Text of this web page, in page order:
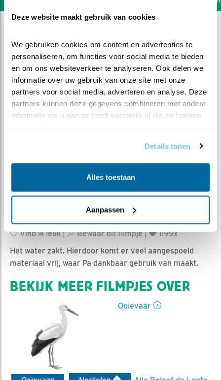
Deze website maakt gebruik van cookies
We gebruiken cookies om content en advertenties te
personaliseren, om functies voor social media te bieden
en om ons websiteverkeer te analyseren. Ook delen we
informatie over uw gebruik van onze site met onze
partners voor social media, adverteren en analyse. Deze
partners kunnen deze gegevens combineren met andere
informatie die u aan ze heeft verstrekt of die ze hebben
Details tonen
Alles toestaan
Aanpassen
Zoden van de dijk
Jan-Willem BDL | Geplaatst op 20 maart 2019, 11:05 |
Vind ik leuk| Bewaar dit filmpje|
1199x
Het water zakt. Hierdoor komt er veel aangespoeld
materiaal vrij, waar Pa dankbaar gebruik van maakt.
BEKIJK MEER FILMPJES OVER
Ooievaar